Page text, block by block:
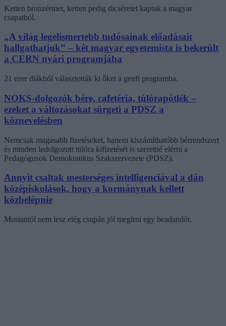
Ketten bronzérmet, ketten pedig dicséretet kaptak a magyar
csapatból.
„A világ legelismertebb tudósainak előadásait
hallgathatjuk” – két magyar egyetemista is bekerült
a CERN nyári programjába
21 ezer diákból választották ki őket a genfi programba.
NOKS-dolgozók bére, cafetéria, túlórapótlék –
ezeket a változásokat sürgeti a PDSZ a
köznevelésben
Nemcsak magasabb fizetéseket, hanem kiszámíthatóbb bérrendszert
és minden ledolgozott túlóra kifizetését is szeretné elérni a
Pedagógusok Demokratikus Szakszervezete (PDSZ).
Annyit csaltak mesterséges intelligenciával a dán
középiskolások, hogy a kormánynak kellett
közbelépnie
Mostantól nem lesz elég csupán jól megírni egy beadandót.